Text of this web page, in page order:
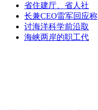
省住建厅、省人社
长兼CEO雷军回应称
讨海洋科学前沿取
海峡两岸的职工代